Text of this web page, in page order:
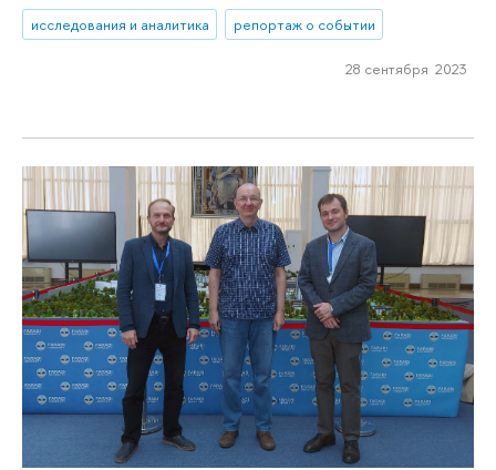
исследования и аналитика
репортаж о событии
28 сентября 2023